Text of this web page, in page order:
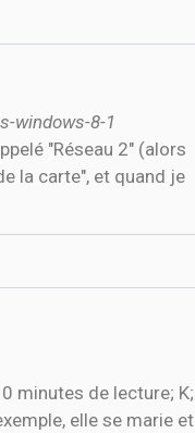
windows-8-1
"Réseau 2" (alors
la carte", et quand je
minutes de lecture; K;
elle se marie et